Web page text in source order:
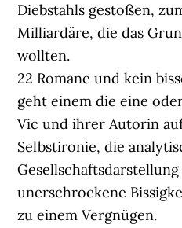
Diebstahls gestoßen,
Milliardäre, die das
wollten.
22 Romane und kein
geht einem die eine
Vic und ihrer Autorin
Selbstironie, die
unerschrockene
zu einem Vergnügen.